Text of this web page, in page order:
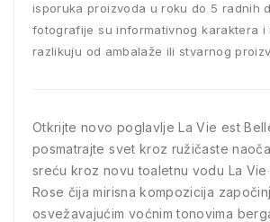
isporuka proizvoda u roku do 5 radnih
fotografije su informativnog karaktera i
razlikuju od ambalaže ili stvarnog
Otkrijte novo poglavlje La Vie est
posmatrajte svet kroz ružičaste
sreću kroz novu toaletnu vodu La Vie
Rose čija mirisna kompozicija
osvežavajućim voćnim tonovima